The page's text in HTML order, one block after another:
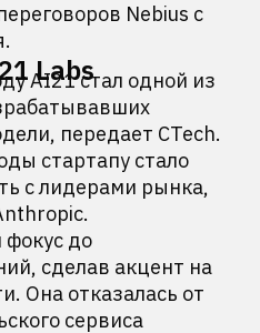
Nebius с
Labs
AI21 стал одной из
передает CTech.
стартапу стало
с лидерами рынка,
фокус до
сделав акцент на
Она отказалась от
сервиса